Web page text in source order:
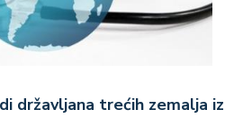
državljana trećih zemalja iz